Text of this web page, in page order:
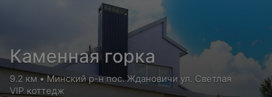
Каменная горка
9.2 км • Минский р-н пос. Ждановичи ул. Светлая
VIP коттедж